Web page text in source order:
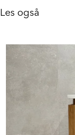
Les også